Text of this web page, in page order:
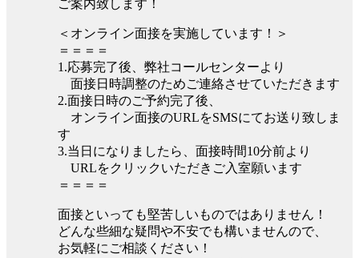
ご案内致します！
＜オンライン面接を実施しています！＞
＝＝＝＝
1.応募完了後、弊社コールセンターより
面接日時調整のためご連絡させていただきます
2.面接日時のご予約完了後、
オンライン面接のURLをSMSにてお送り致しま
す
3.当日になりましたら、面接時間10分前より
URLをクリックいただきご入室願います
＝＝＝＝
面接といっても堅苦しいものではありません！
どんな些細な疑問や不安でも構いませんので、
お気軽にご相談ください！